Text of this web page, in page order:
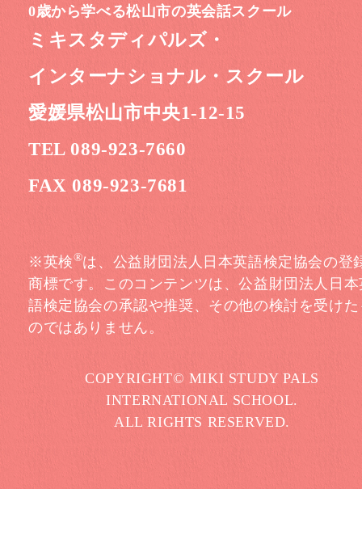
0歳から学べる松山市の英会話スクール
ミキスタディパルズ・
インターナショナル・スクール
愛媛県松山市中央1-12-15
TEL 089-923-7660
FAX 089-923-7681
※英検®は、公益財団法人日本英語検定協会の登
商標です。このコンテンツは、公益財団法人日本
語検定協会の承認や推奨、その他の検討を受けた
のではありません。
COPYRIGHT© MIKI STUDY PALS
INTERNATIONAL SCHOOL.
ALL RIGHTS RESERVED.